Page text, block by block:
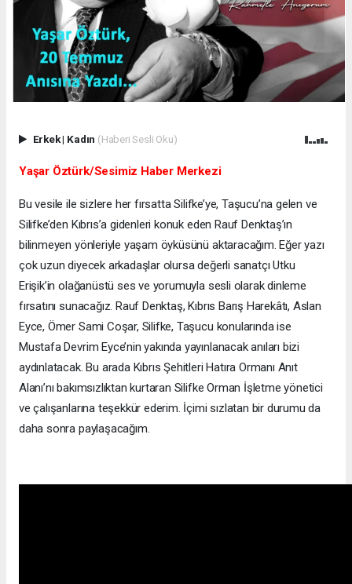
Erkek| Kadın (Haberi Sesli Oku)
Yaşar Öztürk/Sesimiz Haber Merkezi
Bu vesile ile sizlere her fırsatta Silifke’ye, Taşucu’na gelen ve
Silifke’den Kıbrıs’a gidenleri konuk eden Rauf Denktaş’ın
bilinmeyen yönleriyle yaşam öyküsünü aktaracağım. Eğer yazı
çok uzun diyecek arkadaşlar olursa değerli sanatçı Utku
Erişik’in olağanüstü ses ve yorumuyla sesli olarak dinleme
fırsatını sunacağız. Rauf Denktaş, Kıbrıs Barış Harekâtı, Aslan
Eyce, Ömer Sami Coşar, Silifke, Taşucu konularında ise
Mustafa Devrim Eyce’nin yakında yayınlanacak anıları bizi
aydınlatacak. Bu arada Kıbrıs Şehitleri Hatıra Ormanı Anıt
Alanı’nı bakımsızlıktan kurtaran Silifke Orman İşletme yönetici
ve çalışanlarına teşekkür ederim. İçimi sızlatan bir durumu da
daha sonra paylaşacağım.